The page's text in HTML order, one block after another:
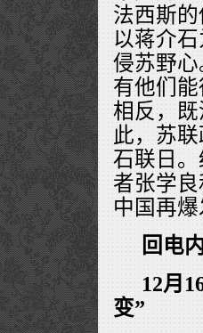
法西斯
以蒋介
侵苏野
有他们
相反，
此，苏
石联日
者张学
中国再
回电
12月
变”